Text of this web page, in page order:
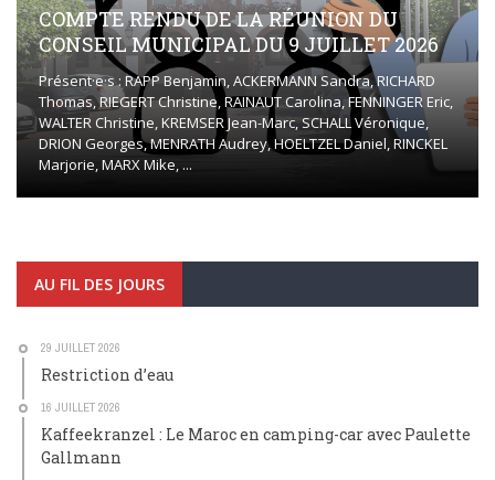
COMPTE RENDU DE LA RÉUNION DU
CONSEIL MUNICIPAL DU 9 JUILLET 2026
Présent·e·s : RAPP Benjamin, ACKERMANN Sandra, RICHARD
Thomas, RIEGERT Christine, RAINAUT Carolina, FENNINGER Eric,
WALTER Christine, KREMSER Jean-Marc, SCHALL Véronique,
DRION Georges, MENRATH Audrey, HOELTZEL Daniel, RINCKEL
Marjorie, MARX Mike, ...
AU FIL DES JOURS
29 JUILLET 2026
Restriction d’eau
16 JUILLET 2026
Kaffeekranzel : Le Maroc en camping-car avec Paulette
Gallmann